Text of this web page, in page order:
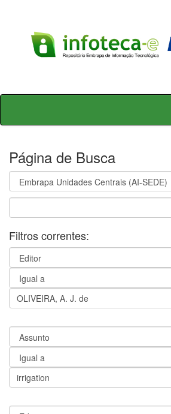
Skip
Página de Busca
Filtros correntes: